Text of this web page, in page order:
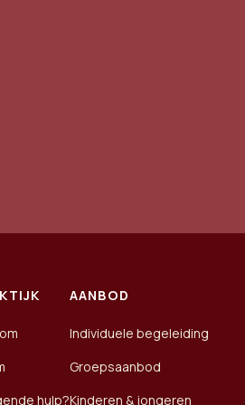
hulp?
AANBOD
Individuele begeleiding
Groepsaanbod
Kinderen & jongeren